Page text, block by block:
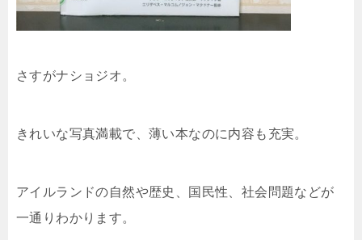
さすがナショジオ。
きれいな写真満載で、薄い本なのに内容も充実。
アイルランドの自然や歴史、国民性、社会問題などが
一通りわかります。